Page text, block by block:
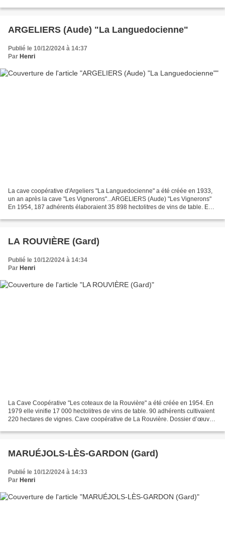
ARGELIERS (Aude) "La Languedocienne"
Publié le 10/12/2024 à 14:37
Par Henri
La cave coopérative d'Argeliers "La Languedocienne" a été créée en 1933,
un an après la cave "Les Vignerons"...ARGELIERS (Aude) "Les Vignerons"
En 1954, 187 adhérents élaboraient 35 898 hectolitres de vins de table. En
LA ROUVIÈRE (Gard)
Publié le 10/12/2024 à 14:34
Par Henri
La Cave Coopérative "Les coteaux de la Rouvière" a été créée en 1954. En
1979 elle vinifie 17 000 hectolitres de vins de table. 90 adhérents cultivaient
220 hectares de vignes. Cave coopérative de La Rouvière. Dossier d’œuvre
MARUÉJOLS-LÈS-GARDON (Gard)
Publié le 10/12/2024 à 14:33
Par Henri